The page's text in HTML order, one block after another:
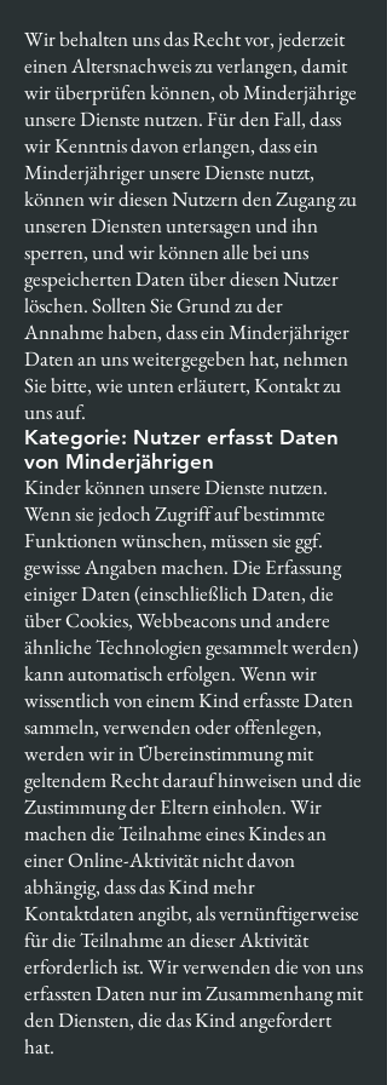
Wir behalten uns das Recht vor, jederzeit
einen Altersnachweis zu verlangen, damit
wir überprüfen können, ob Minderjährige
unsere Dienste nutzen. Für den Fall, dass
wir Kenntnis davon erlangen, dass ein
Minderjähriger unsere Dienste nutzt,
können wir diesen Nutzern den Zugang zu
unseren Diensten untersagen und ihn
sperren, und wir können alle bei uns
gespeicherten Daten über diesen Nutzer
löschen. Sollten Sie Grund zu der
Annahme haben, dass ein Minderjähriger
Daten an uns weitergegeben hat, nehmen
Sie bitte, wie unten erläutert, Kontakt zu
uns auf.
Kategorie: Nutzer erfasst Daten
von Minderjährigen
Kinder können unsere Dienste nutzen.
Wenn sie jedoch Zugriff auf bestimmte
Funktionen wünschen, müssen sie ggf.
gewisse Angaben machen. Die Erfassung
einiger Daten (einschließlich Daten, die
über Cookies, Webbeacons und andere
ähnliche Technologien gesammelt werden)
kann automatisch erfolgen. Wenn wir
wissentlich von einem Kind erfasste Daten
sammeln, verwenden oder offenlegen,
werden wir in Übereinstimmung mit
geltendem Recht darauf hinweisen und die
Zustimmung der Eltern einholen. Wir
machen die Teilnahme eines Kindes an
einer Online-Aktivität nicht davon
abhängig, dass das Kind mehr
Kontaktdaten angibt, als vernünftigerweise
für die Teilnahme an dieser Aktivität
erforderlich ist. Wir verwenden die von uns
erfassten Daten nur im Zusammenhang mit
den Diensten, die das Kind angefordert
hat.